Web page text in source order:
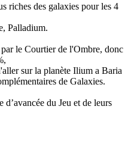
riches des galaxies pour les 4
Palladium.
le Courtier de l'Ombre, donc
sur la planète Ilium a Baria
de Galaxies.
d’avancée du Jeu et de leurs